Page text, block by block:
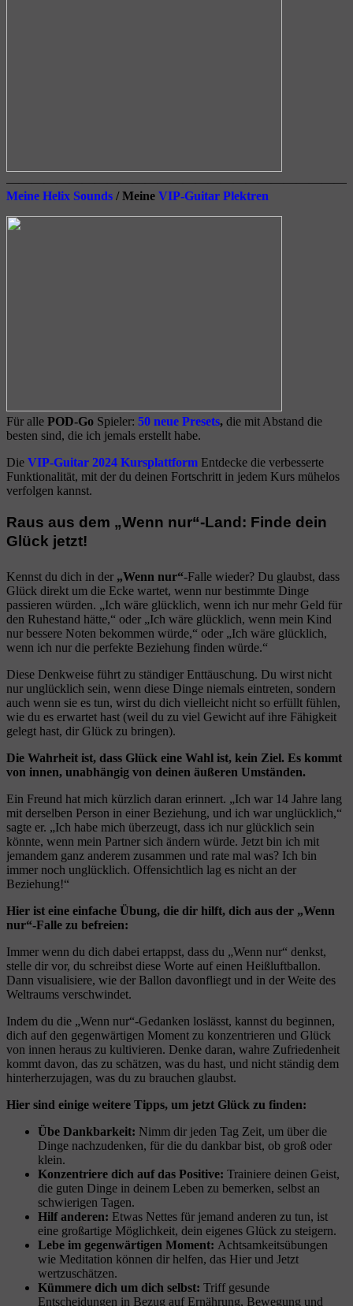
Meine Helix Sounds / Meine VIP-Guitar Plektren
Für alle POD-Go Spieler: 50 neue Presets, die mit Abstand die
besten sind, die ich jemals erstellt habe.
Die VIP-Guitar 2024 Kursplattform Entdecke die verbesserte
Funktionalität, mit der du deinen Fortschritt in jedem Kurs mühelos
verfolgen kannst.
Raus aus dem „Wenn nur“-Land: Finde dein
Glück jetzt!
Kennst du dich in der „Wenn nur“-Falle wieder? Du glaubst, dass
Glück direkt um die Ecke wartet, wenn nur bestimmte Dinge
passieren würden. „Ich wäre glücklich, wenn ich nur mehr Geld für
den Ruhestand hätte,“ oder „Ich wäre glücklich, wenn mein Kind
nur bessere Noten bekommen würde,“ oder „Ich wäre glücklich,
wenn ich nur die perfekte Beziehung finden würde.“
Diese Denkweise führt zu ständiger Enttäuschung. Du wirst nicht
nur unglücklich sein, wenn diese Dinge niemals eintreten, sondern
auch wenn sie es tun, wirst du dich vielleicht nicht so erfüllt fühlen,
wie du es erwartet hast (weil du zu viel Gewicht auf ihre Fähigkeit
gelegt hast, dir Glück zu bringen).
Die Wahrheit ist, dass Glück eine Wahl ist, kein Ziel. Es kommt
von innen, unabhängig von deinen äußeren Umständen.
Ein Freund hat mich kürzlich daran erinnert. „Ich war 14 Jahre lang
mit derselben Person in einer Beziehung, und ich war unglücklich,“
sagte er. „Ich habe mich überzeugt, dass ich nur glücklich sein
könnte, wenn mein Partner sich ändern würde. Jetzt bin ich mit
jemandem ganz anderem zusammen und rate mal was? Ich bin
immer noch unglücklich. Offensichtlich lag es nicht an der
Beziehung!“
Hier ist eine einfache Übung, die dir hilft, dich aus der „Wenn
nur“-Falle zu befreien:
Immer wenn du dich dabei ertappst, dass du „Wenn nur“ denkst,
stelle dir vor, du schreibst diese Worte auf einen Heißluftballon.
Dann visualisiere, wie der Ballon davonfliegt und in der Weite des
Weltraums verschwindet.
Indem du die „Wenn nur“-Gedanken loslässt, kannst du beginnen,
dich auf den gegenwärtigen Moment zu konzentrieren und Glück
von innen heraus zu kultivieren. Denke daran, wahre Zufriedenheit
kommt davon, das zu schätzen, was du hast, und nicht ständig dem
hinterherzujagen, was du zu brauchen glaubst.
Hier sind einige weitere Tipps, um jetzt Glück zu finden:
Übe Dankbarkeit: Nimm dir jeden Tag Zeit, um über die
Dinge nachzudenken, für die du dankbar bist, ob groß oder
klein.
Konzentriere dich auf das Positive: Trainiere deinen Geist,
die guten Dinge in deinem Leben zu bemerken, selbst an
schwierigen Tagen.
Hilf anderen: Etwas Nettes für jemand anderen zu tun, ist
eine großartige Möglichkeit, dein eigenes Glück zu steigern.
Lebe im gegenwärtigen Moment: Achtsamkeitsübungen
wie Meditation können dir helfen, das Hier und Jetzt
wertzuschätzen.
Kümmere dich um dich selbst: Triff gesunde
Entscheidungen in Bezug auf Ernährung, Bewegung und